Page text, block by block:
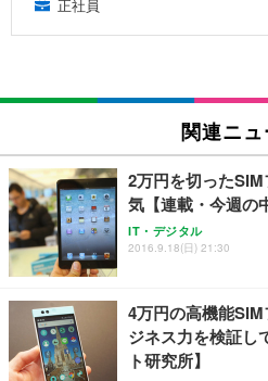
正社員
関連ニュ
2万円を切った
気【連載・今週の
IT・デジタル
2016.9.18(日) 21:30
4万円の高機能
ジネス力を検証し
ト研究所】